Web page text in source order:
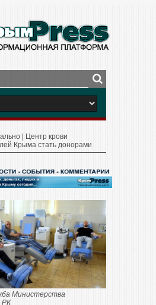
Центр крови
Крыма стать донорами
Министерства
РК